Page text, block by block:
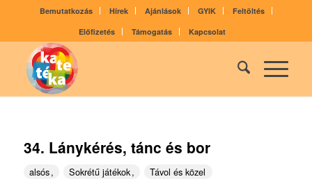
Bemutatkozás Hírek Ajánlások GYIK
Feltöltés
Előfizetés
Támogatás Kapcsolat
34. Lánykérés, tánc és bor
alsós Sokrétű játékok Távol és közel